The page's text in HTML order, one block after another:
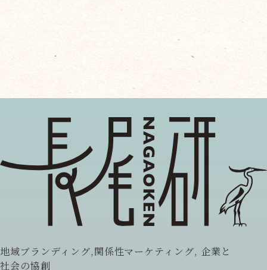
地域ブランディング,関係性マーケティング, 企業と
社会の協創